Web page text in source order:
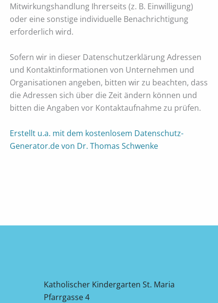
Mitwirkungshandlung Ihrerseits (z. B. Einwilligung)
oder eine sonstige individuelle Benachrichtigung
erforderlich wird.
Sofern wir in dieser Datenschutzerklärung Adressen
und Kontaktinformationen von Unternehmen und
Organisationen angeben, bitten wir zu beachten, dass
die Adressen sich über die Zeit ändern können und
bitten die Angaben vor Kontaktaufnahme zu prüfen.
Erstellt u.a. mit dem kostenlosem Datenschutz-
Generator.de von Dr. Thomas Schwenke
Katholischer Kindergarten St. Maria
Pfarrgasse 4